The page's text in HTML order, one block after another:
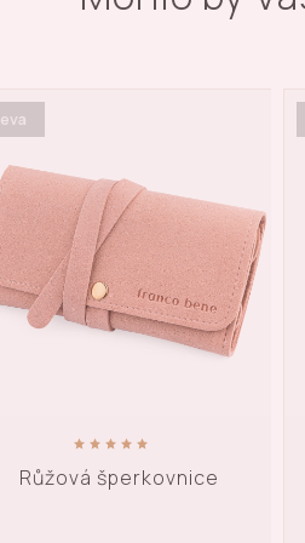
Šedivá šperkovnice